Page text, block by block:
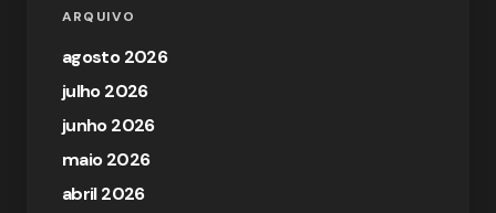
ARQUIVO
agosto 2026
julho 2026
junho 2026
maio 2026
abril 2026